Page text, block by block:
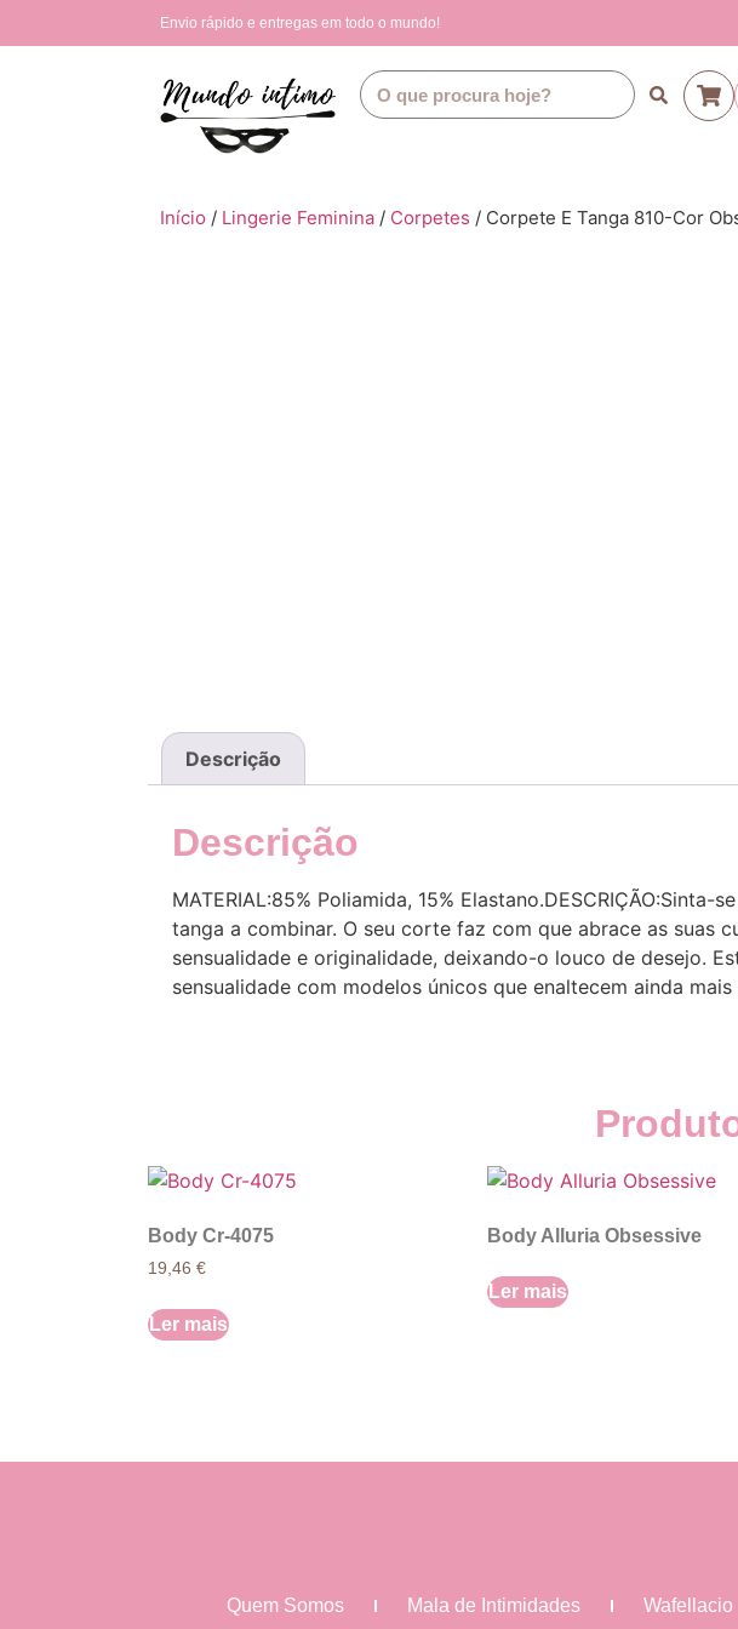
Envio rápido e entregas em todo o mundo!
Início / Lingerie Feminina / Corpetes / Corpete E Tanga 810-Cor
Descrição
Descrição
MATERIAL:85% Poliamida, 15%
tanga a combinar. O seu corte faz com que abrace as suas
sensualidade e originalidade, deixando-o louco de desejo.
sensualidade com modelos únicos que enaltecem ainda
Body Cr-4075
19,46 €
Ler mais
Body Alluria Obsessive
Ler mais
Quem Somos Mala de Intimidades Wafellacio